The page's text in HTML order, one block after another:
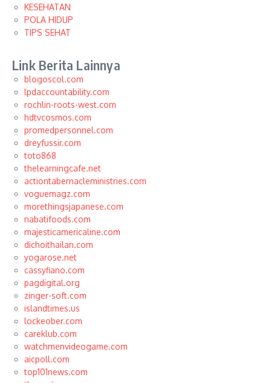
KESEHATAN
POLA HIDUP
TIPS SEHAT
Link Berita Lainnya
blogoscol.com
lpdaccountability.com
rochlin-roots-west.com
hdtvcosmos.com
promedpersonnel.com
dreyfussir.com
toto868
thelearningcafe.net
actiontabernacleministries.com
voguemagz.com
morethingsjapanese.com
nabatifoods.com
majesticamericaline.com
dichoithailan.com
yogarose.net
cassyfiano.com
pagdigital.org
zinger-soft.com
islandtimes.us
lockeober.com
careklub.com
watchmenvideogame.com
aicpoll.com
top101news.com